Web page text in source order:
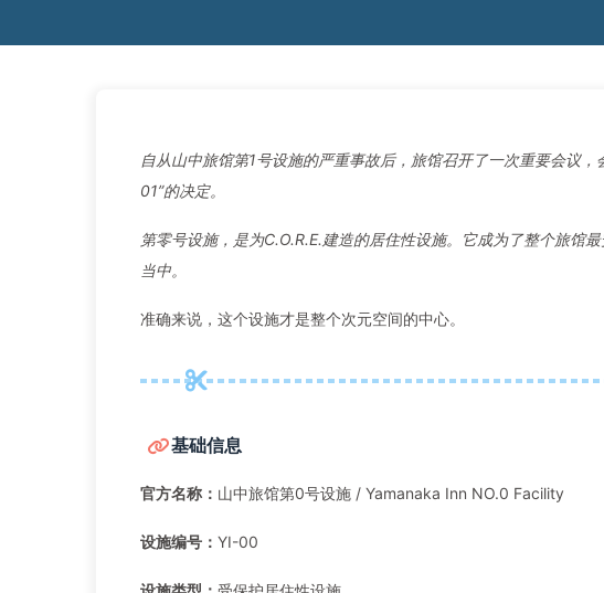
自从山中旅馆第1号设施的严重事故后，旅馆召开了一次重要会议
01”的决定。
第零号设施，是为C.O.R.E.建造的居住性设施。它成为了整个旅馆
当中。
准确来说，这个设施才是整个次元空间的中心。
基础信息
官方名称： 山中旅馆第0号设施 / Yamanaka Inn NO.0 Facility
设施编号： YI-00